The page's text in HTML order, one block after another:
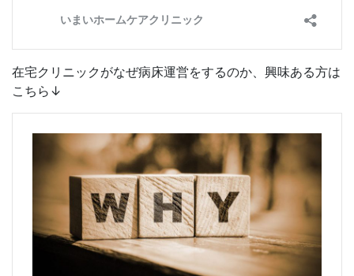
在宅クリニックがなぜ病床運営をするのか、興味ある方は
こちら↓